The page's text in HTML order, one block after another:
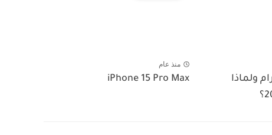
ولماذا
منذ عام
iPhone 15 Pro Max